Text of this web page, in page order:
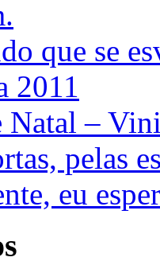
que se
2011
Natal –
pelas
eu